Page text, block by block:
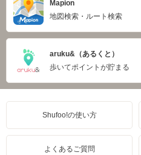
Mapion
地図検索・ルート検索
aruku&（あるくと）
歩いてポイントが貯まる
Shufoo!の使い方
よくあるご質問